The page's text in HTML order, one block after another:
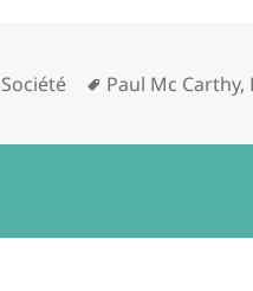
Categories
Société Tags
Paul Mc Carthy,